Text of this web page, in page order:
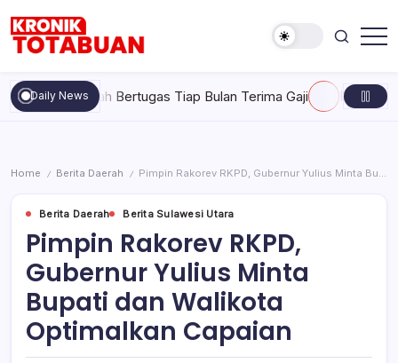
content
Totabuan
hari
ini
Kronik
Daily News
Pernah Bertugas Tiap Bulan Terima Gaji Rabu, Agustus 5,
Home / Berita Daerah / Pimpin Rakorev RKPD, Gubernur Yulius Minta Bupati dan Walikota Optimalkan Capaian
Berita Daerah Berita Sulawesi Utara
Pimpin Rakorev RKPD,
Gubernur Yulius Minta
Bupati dan Walikota
Optimalkan Capaian